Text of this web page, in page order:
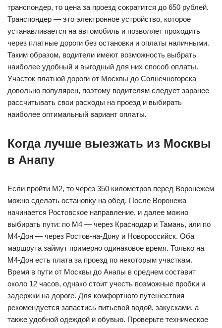
транспондер, то цена за проезд сократится до 650 рублей.
Транспондер — это электронное устройство, которое
устанавливается на автомобиль и позволяет проходить
через платные дороги без остановки и оплаты наличными.
Таким образом, водители имеют возможность выбрать
наиболее удобный и выгодный для них способ оплаты.
Участок платной дороги от Москвы до Солнечногорска
довольно популярен, поэтому водителям следует заранее
рассчитывать свои расходы на проезд и выбирать
наиболее оптимальный вариант оплаты.
Когда лучше выезжать из Москвы
в Анапу
Если пройти М2, то через 350 километров перед Воронежем
можно сделать остановку на обед. После Воронежа
начинается Ростовское направление, и далее можно
выбирать пути: по М4 — через Краснодар и Тамань, или по
М4-Дон — через Ростов-на-Дону и Новороссийск. Оба
маршрута займут примерно одинаковое время. Только на
М4-Дон есть плата за проезд по некоторым участкам.
Время в пути от Москвы до Анапы в среднем составит
около 12 часов, однако стоит учесть возможные пробки и
задержки на дороге. Для комфортного путешествия
рекомендуется запастись питьевой водой, закусками, а
также удобной одеждой и обувью. Проверьте техническое